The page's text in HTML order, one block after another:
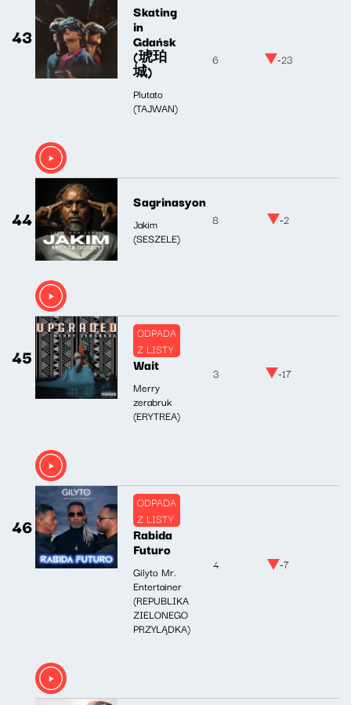
43
Skating
in
Gdańsk
(琥珀
城)
Plutato
(TAJWAN)
6 -23
44
Sagrinasyon
Jakim
(SESZELE)
8 -2
45
ODPADA
Z LISTY
Wait
Merry
zerabruk
(ERYTREA)
3 -17
46
ODPADA
Z LISTY
Rabida
Futuro
Gilyto Mr.
Entertainer
(REPUBLIKA
ZIELONEGO
PRZYLĄDKA)
4 -7